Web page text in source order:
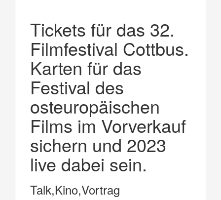
Tickets für das 32.
Filmfestival Cottbus.
Karten für das
Festival des
osteuropäischen
Films im Vorverkauf
sichern und 2023
live dabei sein.
Talk,Kino,Vortrag